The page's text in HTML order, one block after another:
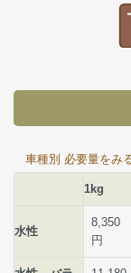
車種別 必要量をみ